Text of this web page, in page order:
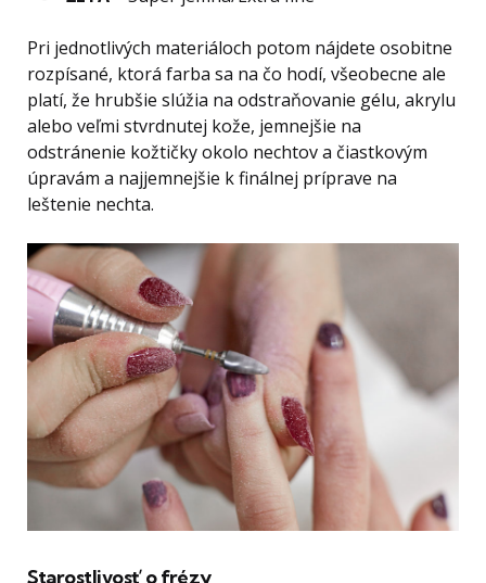
Pri jednotlivých materiáloch potom nájdete osobitne
rozpísané, ktorá farba sa na čo hodí, všeobecne ale
platí, že hrubšie slúžia na odstraňovanie gélu, akrylu
alebo veľmi stvrdnutej kože, jemnejšie na
odstránenie kožtičky okolo nechtov a čiastkovým
úpravám a najjemnejšie k finálnej príprave na
leštenie nechta.
Starostlivosť o frézy